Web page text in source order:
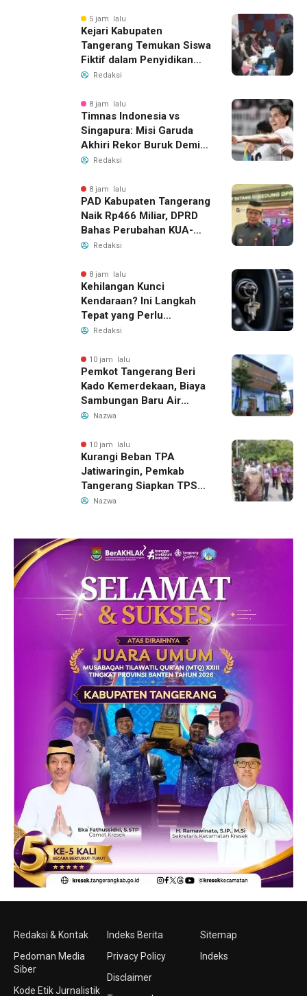
5 jam lalu
Kejari Kabupaten
Tangerang Temukan Siswa
Fiktif dalam Penyidikan
Dana BOP PKBM
Redaksi
8 jam lalu
Timnas Indonesia vs
Singapura: Misi Garuda
Akhiri Rekor Buruk Demi
Tiket Semifinal Piala AFF
Redaksi
8 jam lalu
PAD Kabupaten Tangerang
Naik Rp466 Miliar, DPRD
Bahas Perubahan KUA-
PPAS 2026
Redaksi
8 jam lalu
Kehilangan Kunci
Kendaraan? Ini Langkah
Tepat yang Perlu
Dilakukan
Redaksi
10 jam lalu
Pemkot Tangerang Beri
Kado Kemerdekaan, Biaya
Sambungan Baru Air
Bersih Dipangkas Jadi
Nazwa
10 jam lalu
Kurangi Beban TPA
Jatiwaringin, Pemkab
Tangerang Siapkan TPS3R
Baru di Tigaraksa
Nazwa
Redaksi & Kontak
Pedoman Media
Siber
Kode Etik Jurnalistik
Indeks Berita
Privacy Policy
Disclaimer
Sitemap
Indeks